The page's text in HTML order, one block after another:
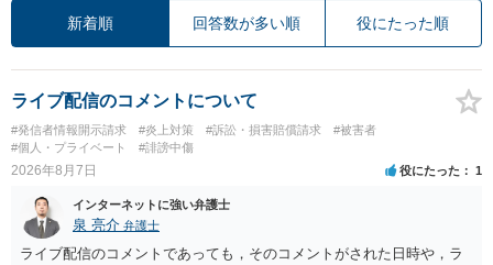
新着順 回答数が多い順 役にたった順
ライブ配信のコメントについて
#発信者情報開示請求 #炎上対策 #訴訟・損害賠償請求
#被害者
#個人・プライベート
#誹謗中傷
2026年8月7日 役にたった 1
インターネットに強い弁護士
泉 亮介 弁護士
ライブ配信のコメントであっても，そのコメントがされた日時や，ラ